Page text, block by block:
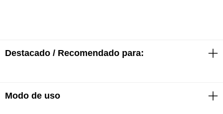
Destacado / Recomendado para:
· Fragancia que perdura
Modo de uso